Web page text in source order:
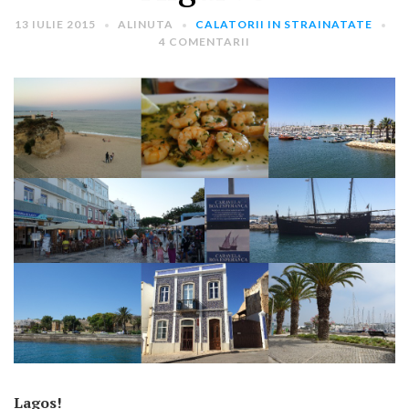
13 IULIE 2015 ALINUTA
CALATORII IN STRAINATATE
4 COMENTARII
Lagos!
ARTICOLE RECENTE
„Jurnalul Alinutei”
implineste azi 10 ani!
25 NOIEMBRIE 2024
„Let’s Talk About
Menopause” – dincolo de a
fi un subiect tabu
2 APRILIE 2024
Un weekend in La Spezia si